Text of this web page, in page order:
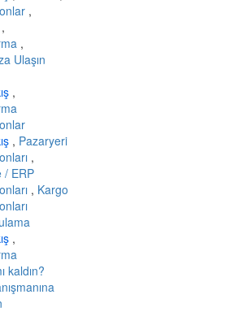
,
,
,
Ulaşın
,
, Pazaryeri
,
/ ERP
, Kargo
,
kaldın?